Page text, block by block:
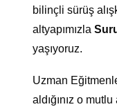
bilinçli sürüş
altyapımızla
yaşıyoruz.
Uzman
aldığınız o